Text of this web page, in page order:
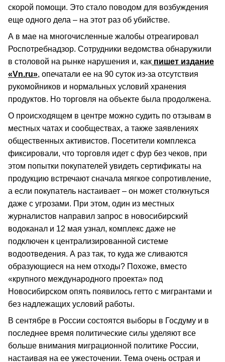
скорой помощи. Это стало поводом для возбуждения
еще одного дела – на этот раз об убийстве.
А в мае на многочисленные жалобы отреагировал
Роспотребнадзор. Сотрудники ведомства обнаружили
в столовой на рынке нарушения и, как пишет издание
«Vn.ru», опечатали ее на 90 суток из-за отсутствия
рукомойников и нормальных условий хранения
продуктов. Но торговля на объекте была продолжена.
О происходящем в центре можно судить по отзывам в
местных чатах и сообществах, а также заявлениях
общественных активистов. Посетители комплекса
фиксировали, что торговля идет с фур без чеков, при
этом попытки покупателей увидеть сертификаты на
продукцию встречают сначала мягкое сопротивление,
а если покупатель настаивает – он может столкнуться
даже с угрозами. При этом, один из местных
журналистов направил запрос в новосибирский
водоканал и 12 мая узнал, комплекс даже не
подключен к централизированной системе
водоотведения. А раз так, то куда же сливаются
образующиеся на нем отходы? Похоже, вместо
«крупного международного проекта» под
Новосибирском опять появилось гетто с мигрантами и
без надлежащих условий работы.
В сентябре в России состоятся выборы в Госдуму и в
последнее время политические силы уделяют все
больше внимания миграционной политике России,
настаивая на ее ужесточении. Тема очень острая и